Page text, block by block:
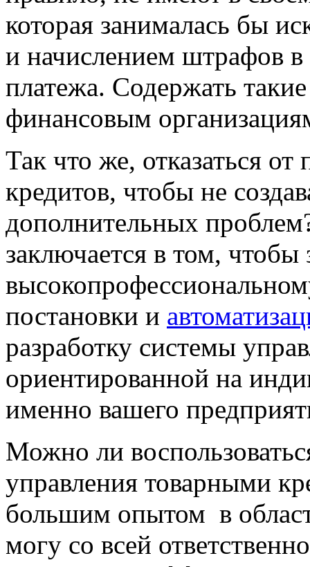
которая занималась бы
и начислением штрафов в
платежа. Содержать
финансовым
Так что же, отказаться от
кредитов, чтобы не
дополнительных
заключается в том, чтобы
постановки и
разработку системы
ориентированной на
именно вашего
Можно ли
управления товарными
большим опытом в
могу со всей